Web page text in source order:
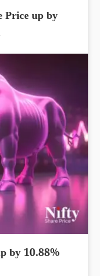
Price up by
by 10.88%